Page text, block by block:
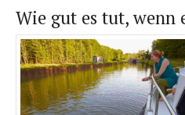
Wie gut es tut, wenn